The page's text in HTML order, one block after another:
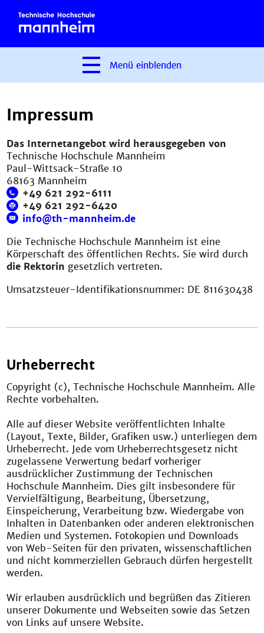
Menü einblenden
Impressum
Das Internetangebot wird herausgegeben von
Technische Hochschule Mannheim
Paul-Wittsack-Straße 10
68163 Mannheim
+49 621 292-6111
+49 621 292-6420
info@th-mannheim.de
Die Technische Hochschule Mannheim ist eine
Körperschaft des öffentlichen Rechts. Sie wird durch
die Rektorin gesetzlich vertreten.
Umsatzsteuer-Identifikationsnummer: DE 811630438
Urheberrecht
Copyright (c), Technische Hochschule Mannheim. Alle
Rechte vorbehalten.
Alle auf dieser Website veröffentlichten Inhalte
(Layout, Texte, Bilder, Grafiken usw.) unterliegen dem
Urheberrecht. Jede vom Urheberrechtsgesetz nicht
zugelassene Verwertung bedarf vorheriger
ausdrücklicher Zustimmung der Technischen
Hochschule Mannheim. Dies gilt insbesondere für
Vervielfältigung, Bearbeitung, Übersetzung,
Einspeicherung, Verarbeitung bzw. Wiedergabe von
Inhalten in Datenbanken oder anderen elektronischen
Medien und Systemen. Fotokopien und Downloads
von Web-Seiten für den privaten, wissenschaftlichen
und nicht kommerziellen Gebrauch dürfen hergestellt
werden.
Wir erlauben ausdrücklich und begrüßen das Zitieren
unserer Dokumente und Webseiten sowie das Setzen
von Links auf unsere Website.